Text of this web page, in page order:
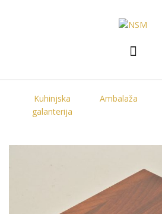
Kuhinjska
galanterija
Ambalaža